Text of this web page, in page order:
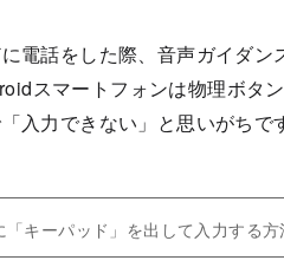
電話をした際、音声ガイダ
スマートフォンは物理ボタ
入力できない」と思いがち
キーパッド」を出して入力する方